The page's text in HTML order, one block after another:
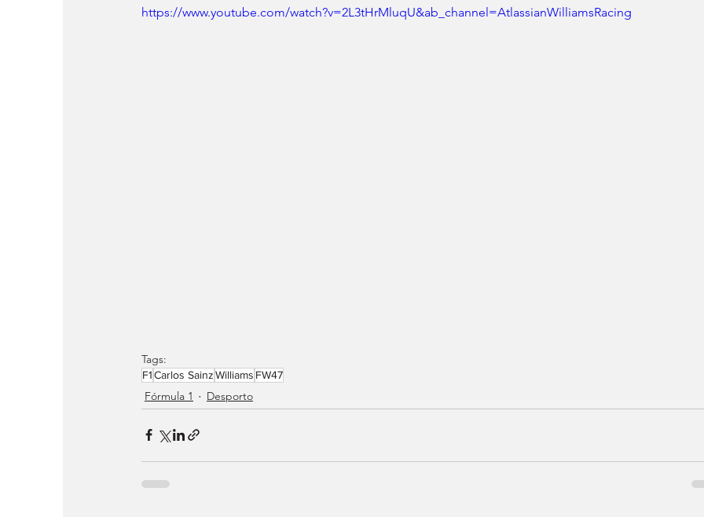
https://www.youtube.com/watch?v=2L3tHrMluqU&ab_channel=AtlassianWilliamsRacing
Tags:
F1Carlos SainzWilliams FW47
Fórmula 1 Desporto